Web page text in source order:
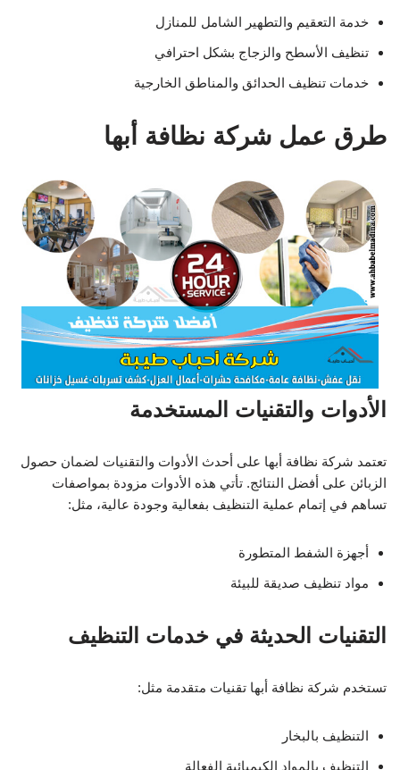
خدمة التعقيم والتطهير الشامل للمنازل
تنظيف الأسطح والزجاج بشكل احترافي
خدمات تنظيف الحدائق والمناطق الخارجية
طرق عمل شركة نظافة أبها
الأدوات والتقنيات المستخدمة
تعتمد شركة نظافة أبها على أحدث الأدوات والتقنيات لضمان حصول
الزبائن على أفضل النتائج. تأتي هذه الأدوات مزودة بمواصفات
تساهم في إتمام عملية التنظيف بفعالية وجودة عالية، مثل:
أجهزة الشفط المتطورة
مواد تنظيف صديقة للبيئة
التقنيات الحديثة في خدمات التنظيف
تستخدم شركة نظافة أبها تقنيات متقدمة مثل:
التنظيف بالبخار
التنظيف بالمواد الكيميائية الفعالة